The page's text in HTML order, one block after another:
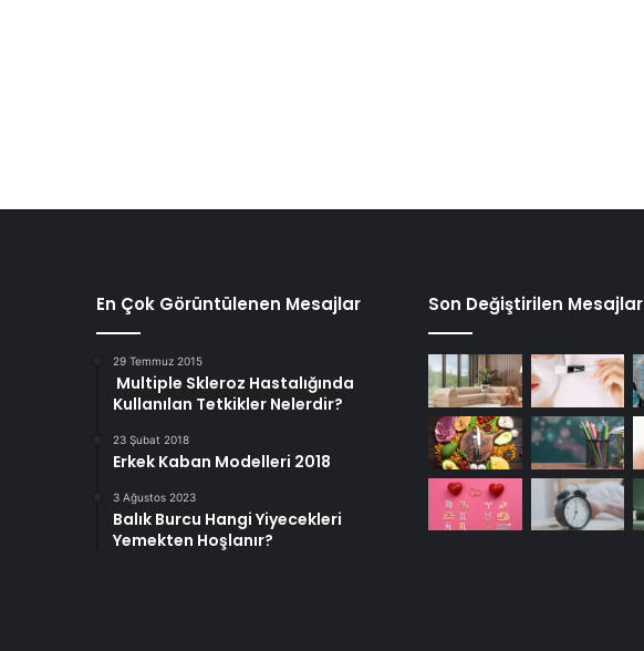
En Çok Görüntülenen Mesajlar
29 Temmuz 2015
Multiple Skleroz Hastalığında
Kullanılan Tetkikler Nelerdir?
23 Şubat 2018
Erkek Kaban Modelleri 2018
3 Ağustos 2023
Balık Burcu Hangi Yiyecekleri
Yemekten Hoşlanır?
Son Değiştirilen Mesajlar